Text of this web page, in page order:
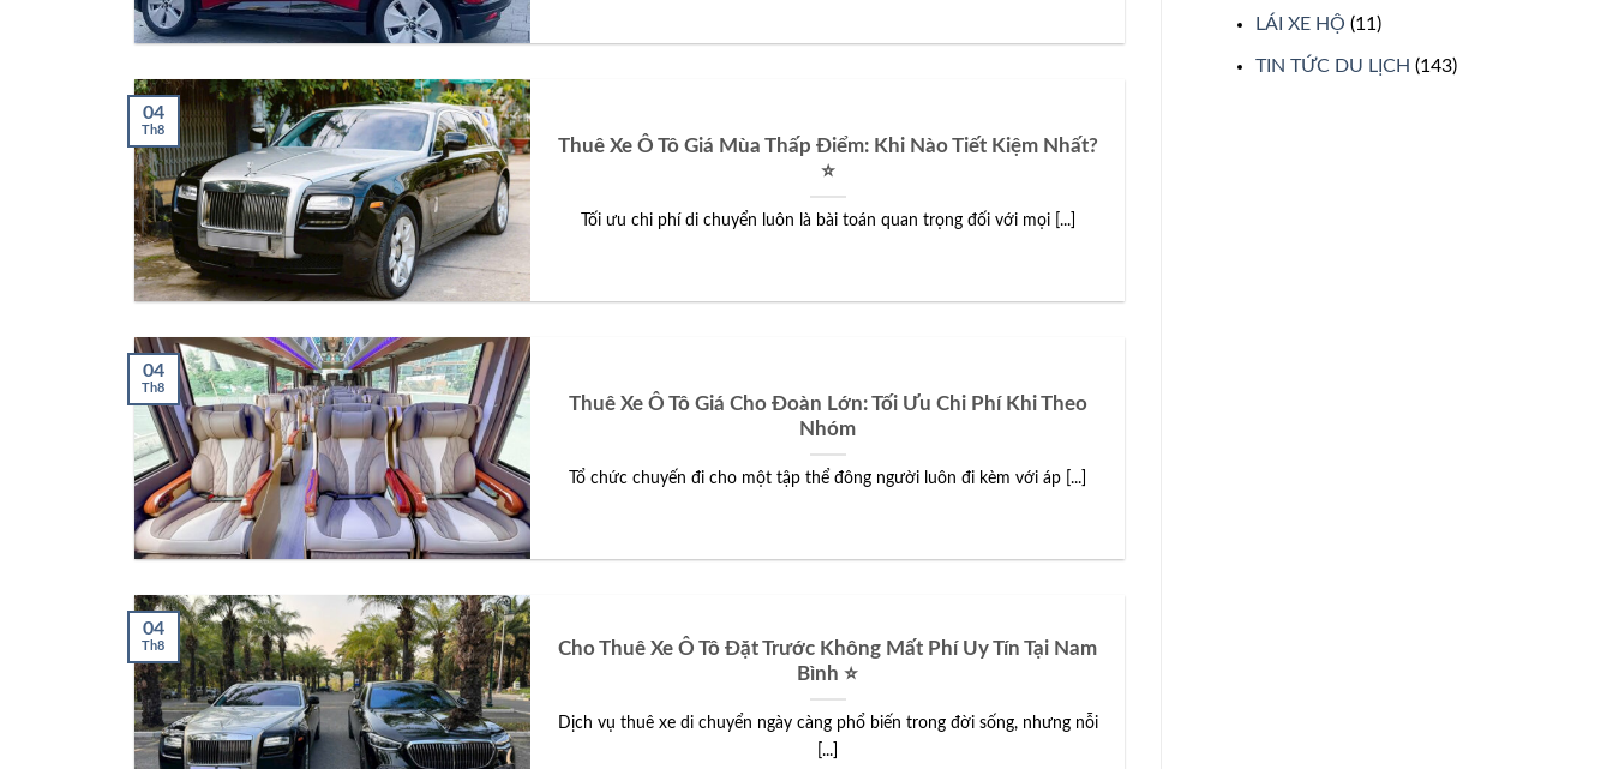
Thuê Xe Ô Tô Giá Mùa Thấp Điểm: Khi Nào Tiết Kiệm Nhất?
⭐
Tối ưu chi phí di chuyển luôn là bài toán quan trọng đối với mọi [...]
04
Th8
Thuê Xe Ô Tô Giá Cho Đoàn Lớn: Tối Ưu Chi Phí Khi Theo
Nhóm
Tổ chức chuyến đi cho một tập thể đông người luôn đi kèm với áp [...]
04
Th8
Cho Thuê Xe Ô Tô Đặt Trước Không Mất Phí Uy Tín Tại Nam
Bình ⭐
Dịch vụ thuê xe di chuyển ngày càng phổ biến trong đời sống, nhưng nỗi
[...]
04
Th8
LÁI XE HỘ (11)
TIN TỨC DU LỊCH (143)